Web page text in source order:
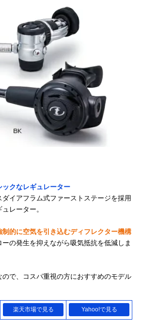
ックなレギュレーター
イアフラム式ファーストステージを採用
レーター。
制的に空気を引き込むディフレクター機構
の発生を抑えながら吸気抵抗を低減しま
ので、コスパ重視の方におすすめのモデル
楽天市場で見る Yahoo!で見る